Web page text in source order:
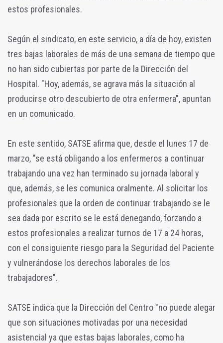
estos profesionales.
Según el sindicato, en este servicio, a día de hoy, existen
tres bajas laborales de más de una semana de tiempo que
no han sido cubiertas por parte de la Dirección del
Hospital. "Hoy, además, se agrava más la situación al
producirse otro descubierto de otra enfermera", apuntan
en un comunicado.
En este sentido, SATSE afirma que, desde el lunes 17 de
marzo, "se está obligando a los enfermeros a continuar
trabajando una vez han terminado su jornada laboral y
que, además, se les comunica oralmente. Al solicitar los
profesionales que la orden de continuar trabajando se le
sea dada por escrito se le está denegando, forzando a
estos profesionales a realizar turnos de 17 a 24 horas,
con el consiguiente riesgo para la Seguridad del Paciente
y vulnerándose los derechos laborales de los
trabajadores".
SATSE indica que la Dirección del Centro "no puede alegar
que son situaciones motivadas por una necesidad
asistencial ya que estas bajas laborales, como ha